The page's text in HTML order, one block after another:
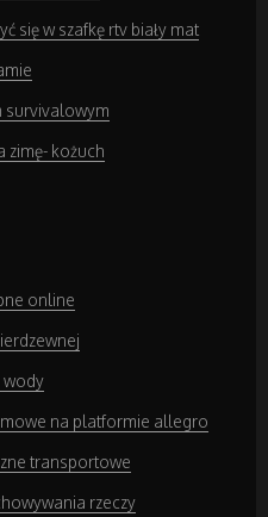
się w szafkę rtv biały mat
survivalowym
zimę- kożuch
online
wody
na platformie allegro
transportowe
rzeczy